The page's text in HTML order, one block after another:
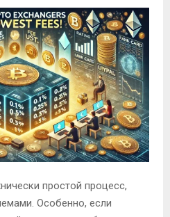
простой процесс,
Особенно, если